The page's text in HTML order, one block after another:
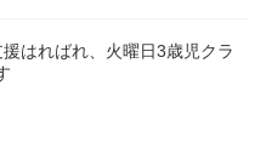
はればれ、火曜日3歳児クラ